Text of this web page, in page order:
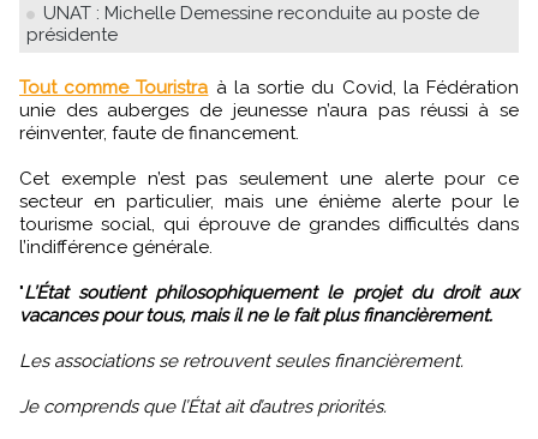
UNAT : Michelle Demessine reconduite au poste de
présidente
Tout comme Touristra à la sortie du Covid, la Fédération
unie des auberges de jeunesse n’aura pas réussi à se
réinventer, faute de financement.
Cet exemple n’est pas seulement une alerte pour ce
secteur en particulier, mais une énième alerte pour le
tourisme social, qui éprouve de grandes difficultés dans
l’indifférence générale.
"L’État soutient philosophiquement le projet du droit aux
vacances pour tous, mais il ne le fait plus financièrement.
Les associations se retrouvent seules financièrement.
Je comprends que l’État ait d’autres priorités.